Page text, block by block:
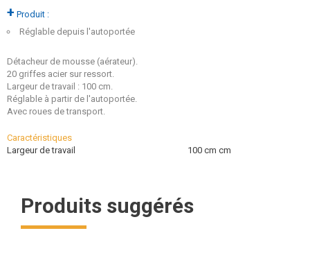
+ Produit :
Réglable depuis l'autoportée
Caractéristiques
Largeur de travail
100 cm cm
Détacheur de mousse (aérateur).
20 griffes acier sur ressort.
Largeur de travail : 100 cm.
Réglable à partir de l'autoportée.
Avec roues de transport.
Produits suggérés